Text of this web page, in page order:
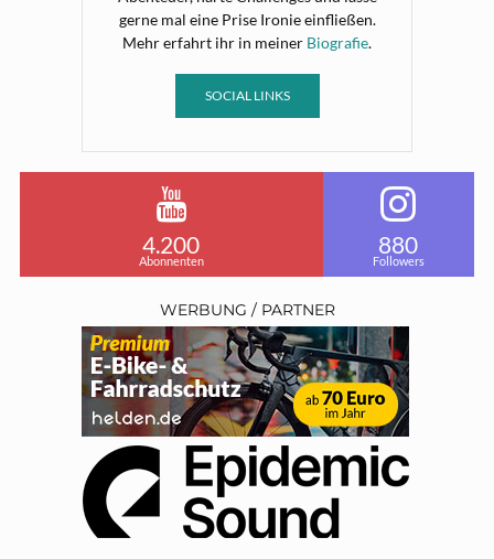
gerne mal eine Prise Ironie einfließen.
Mehr erfahrt ihr in meiner Biografie.
SOCIAL LINKS
4.200
Abonnenten
880
Followers
WERBUNG / PARTNER